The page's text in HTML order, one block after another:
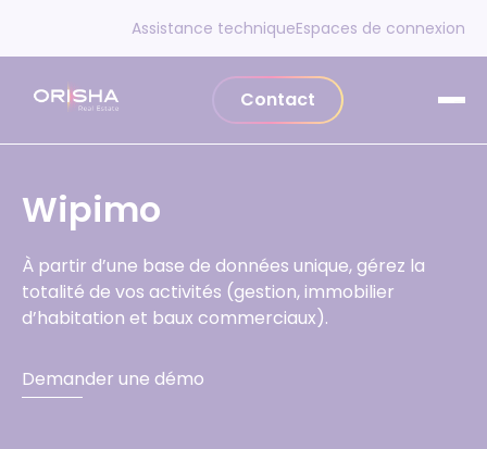
Assistance techniqueEspaces de connexion
Contact
Wipimo
À partir d’une base de données unique, gérez la
totalité de vos activités (gestion, immobilier
d’habitation et baux commerciaux).
Demander une démo